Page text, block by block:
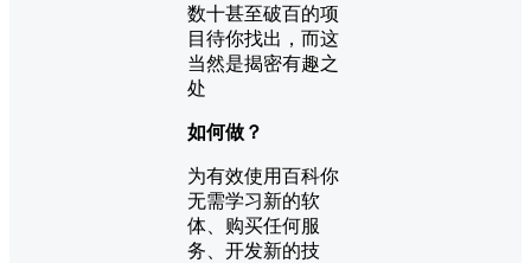
数十甚至破百的项
目待你找出，而这
当然是揭密有趣之
处
如何做？
为有效使用百科你
无需学习新的软
体、购买任何服
务、开发新的技